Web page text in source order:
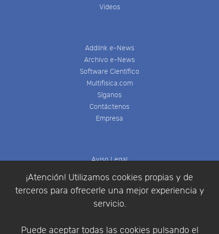
¡Atención! Utilizamos cookies propias y de
terceros para ofrecerle una mejor experiencia y
servicio.
Puede aceptar todas las cookies pulsando el
Videos
Addlink e-News
Archivo e-News
Software Científico
Multifisica.com
Síganos
Contáctenos
Empresa
Aviso Legal
Política de Privacidad
Condiciones de compra
Identificarse